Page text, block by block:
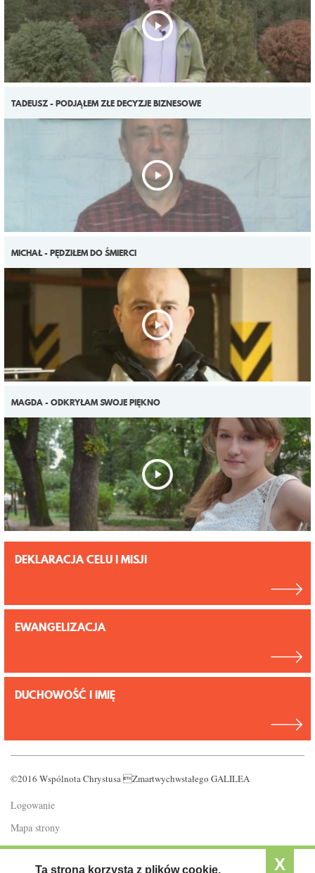
TADEUSZ - PODJĄŁEM ZŁE DECYZJE BIZNESOWE
MICHAŁ - PĘDZIŁEM DO ŚMIERCI
MAGDA - ODKRYŁAM SWOJE PIĘKNO
DEKLARACJA CELU I MISJI
EWANGELIZACJA
DUCHOWOŚĆ I IMIĘ
©2016 Wspólnota Chrystusa Zmartwychwstałego GALILEA
Logowanie
Mapa strony
Polityka prywatności
Ta strona korzysta z plików cookie. X